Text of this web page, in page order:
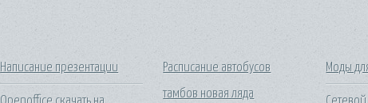
Написание презентации
Расписание автобусов
тамбов новая ляда
Моды